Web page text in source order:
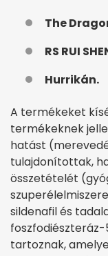
The
RS RUI
Hurrikán.
A termékeket
termékeknek
hatást
tulajdonítottak,
összetételét
sildenafil és
tartoznak,